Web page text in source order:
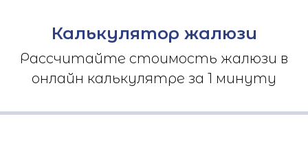
Калькулятор жалюзи
Рассчитайте стоимость жалюзи в
онлайн калькулятре за 1 минуту